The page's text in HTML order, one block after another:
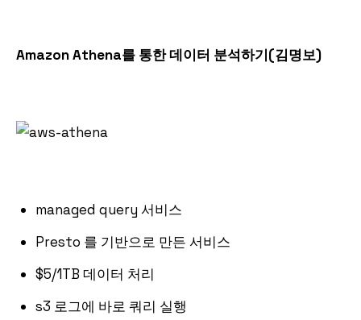
Amazon Athena를 통한 데이터 분석하기(김명보)
managed query 서비스
Presto 를 기반으로 만든 서비스
$5/1TB 데이터 처리
s3 로그에 바로 쿼리 실행